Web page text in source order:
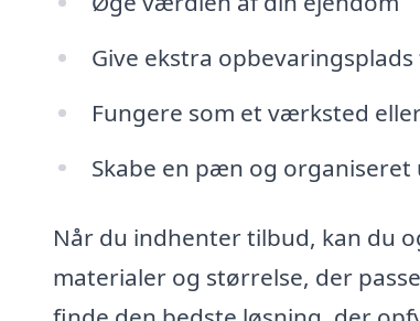
Give ekstra
Fungere som et værksted
Skabe en pæn og organiseret
Når du indhenter tilbud, kan du
materialer og størrelse, der